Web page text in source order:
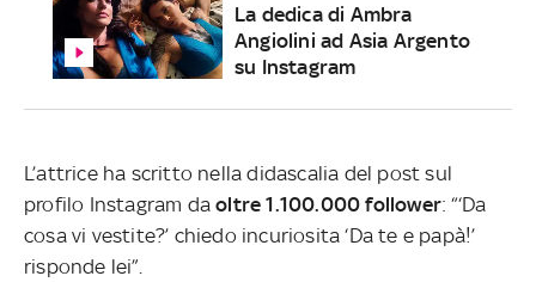
La dedica di Ambra
Angiolini ad Asia Argento
su Instagram
L’attrice ha scritto nella didascalia del post sul
profilo Instagram daoltre 1.100.000 follower: “‘Da
cosa vi vestite?’ chiedo incuriosita ‘Da te e papà!’
risponde lei”.